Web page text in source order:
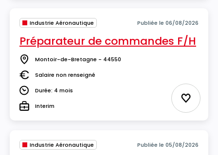
Industrie Aéronautique Publiée le 06/08/2026
Préparateur de commandes F/H
Lieu Montoir-de-Bretagne - 44550
SalaireSalaire non renseigné
DuréeDurée: 4 mois
TypeInterim Ajouter
Industrie Aéronautique Publiée le 05/08/2026